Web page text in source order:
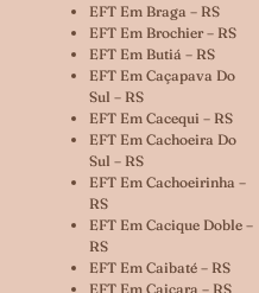
EFT Em Braga – RS
EFT Em Brochier – RS
EFT Em Butiá – RS
EFT Em Caçapava Do
Sul – RS
EFT Em Cacequi – RS
EFT Em Cachoeira Do
Sul – RS
EFT Em Cachoeirinha –
RS
EFT Em Cacique Doble –
RS
EFT Em Caibaté – RS
EFT Em Caiçara – RS